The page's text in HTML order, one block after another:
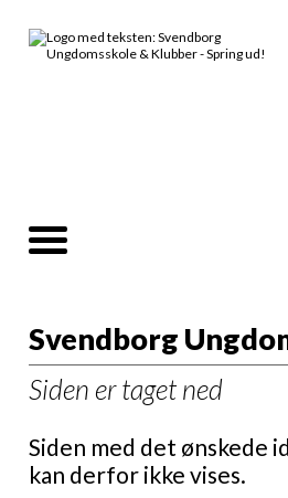
Svendborg
Siden er taget ned
Siden med det ønskede
kan derfor ikke vises.